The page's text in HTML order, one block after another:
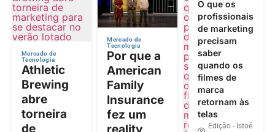
Mercado de
Tecnologia
Athletic
Brewing
abre
torneira
de
Mercado de
Tecnologia
Por que a
American
Family
Insurance
fez um
O que os
profissionais
de marketing
precisam
saber
quando os
filmes de
marca
retornam às
telas
Edição - Istoé